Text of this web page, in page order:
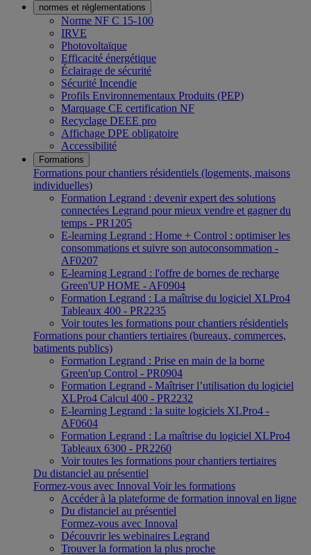
normes et réglementations
Norme NF C 15-100
IRVE
Photovoltaïque
Efficacité énergétique
Éclairage de sécurité
Sécurité Incendie
Profils Environnementaux Produits (PEP)
Marquage CE certification NF
Recyclage DEEE pro
Affichage DPE obligatoire
Accessibilité
Formations
Formations pour chantiers résidentiels (logements, maisons
individuelles)
Formation Legrand : devenir expert des solutions
connectées Legrand pour mieux vendre et gagner du
temps - PR1205
E-learning Legrand : Home + Control : optimiser les
consommations et suivre son autoconsommation -
AF0207
E-learning Legrand : l'offre de bornes de recharge
Green'UP HOME - AF0904
Formation Legrand : La maîtrise du logiciel XLPro4
Tableaux 400 - PR2235
Voir toutes les formations pour chantiers résidentiels
Formations pour chantiers tertiaires (bureaux, commerces,
batiments publics)
Formation Legrand : Prise en main de la borne
Green'up Control - PR0904
Formation Legrand - Maîtriser l’utilisation du logiciel
XLPro4 Calcul 400 - PR2232
E-learning Legrand : la suite logiciels XLPro4 -
AF0604
Formation Legrand : La maîtrise du logiciel XLPro4
Tableaux 6300 - PR2260
Voir toutes les formations pour chantiers tertiaires
Du distanciel au présentiel
Formez-vous avec Innoval Voir les formations
Accéder à la plateforme de formation innoval en ligne
Du distanciel au présentiel
Formez-vous avec Innoval
Découvrir les webinaires Legrand
Trouver la formation la plus proche